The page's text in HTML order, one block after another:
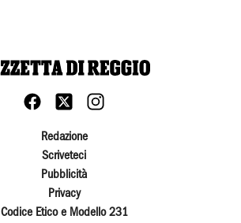
Redazione
Scriveteci
Pubblicità
Privacy
Codice Etico e Modello 231